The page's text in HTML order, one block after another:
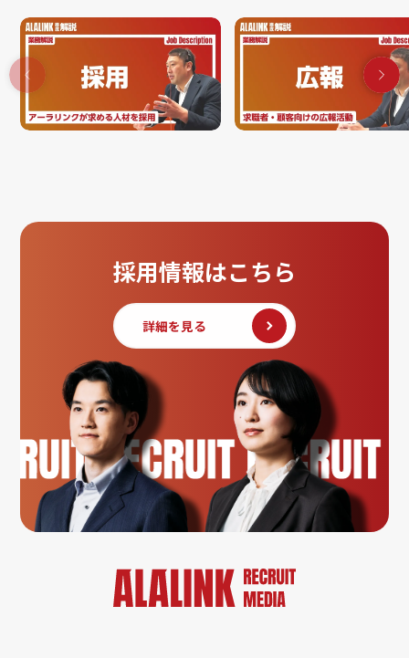
採用情報はこちら
詳細を見る